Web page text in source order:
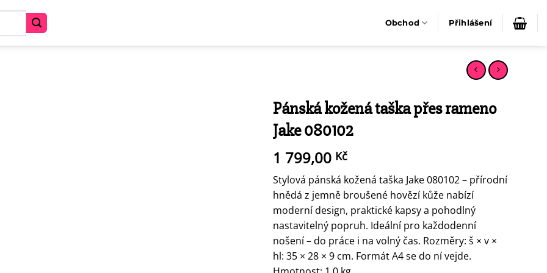
Obchod Přihlášení
Pánská kožená taška přes rameno
Jake 080102
1 799,00 Kč
Stylová pánská kožená taška Jake 080102 – přírodní
hnědá z jemně broušené hovězí kůže nabízí
moderní design, praktické kapsy a pohodlný
nastavitelný popruh. Ideální pro každodenní
nošení – do práce i na volný čas. Rozměry: š × v ×
hl: 35 × 28 × 9 cm. Formát A4 se do ní vejde.